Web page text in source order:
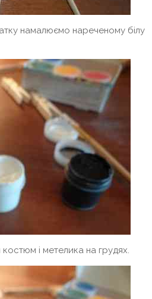
намалюємо нареченому білу
і метелика на грудях.